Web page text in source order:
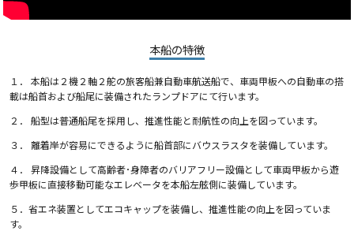
本船の特徴
１． 本船は２機２軸２舵の旅客船兼自動車航送船で、車両甲板への自動車の搭
載は船首および船尾に装備されたランプドアにて行います。
２． 船型は普通船尾を採用し、推進性能と耐航性の向上を図っています。
３． 離着岸が容易にできるように船首部にバウスラスタを装備しています。
４． 昇降設備として高齢者･身障者のバリアフリー設備として車両甲板から遊
歩甲板に直接移動可能なエレベータを本船左舷側に装備しています。
５．省エネ装置としてエコキャップを装備し、推進性能の向上を図っていま
す。